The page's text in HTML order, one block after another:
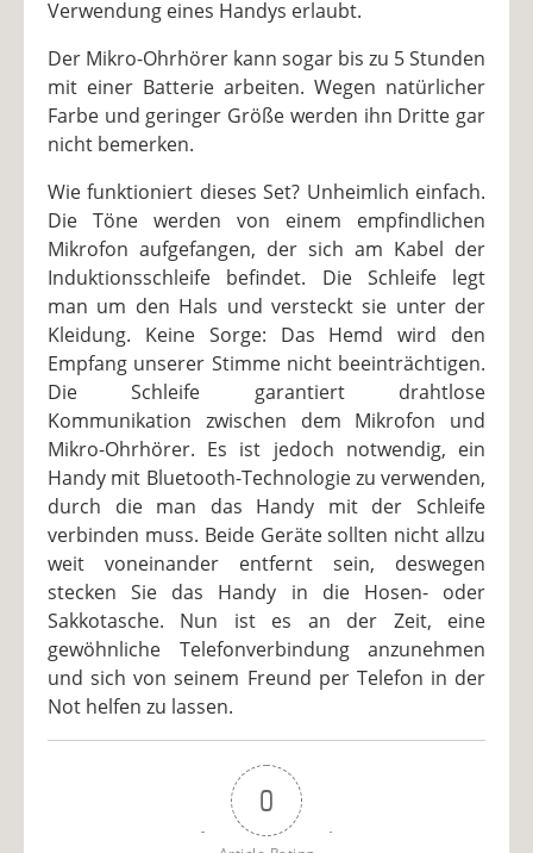
Verwendung eines Handys erlaubt.
Der Mikro-Ohrhörer kann sogar bis zu 5 Stunden
mit einer Batterie arbeiten. Wegen natürlicher
Farbe und geringer Größe werden ihn Dritte gar
nicht bemerken.
Wie funktioniert dieses Set? Unheimlich einfach.
Die Töne werden von einem empfindlichen
Mikrofon aufgefangen, der sich am Kabel der
Induktionsschleife befindet. Die Schleife legt
man um den Hals und versteckt sie unter der
Kleidung. Keine Sorge: Das Hemd wird den
Empfang unserer Stimme nicht beeinträchtigen.
Die Schleife garantiert drahtlose
Kommunikation zwischen dem Mikrofon und
Mikro-Ohrhörer. Es ist jedoch notwendig, ein
Handy mit Bluetooth-Technologie zu verwenden,
durch die man das Handy mit der Schleife
verbinden muss. Beide Geräte sollten nicht allzu
weit voneinander entfernt sein, deswegen
stecken Sie das Handy in die Hosen- oder
Sakkotasche. Nun ist es an der Zeit, eine
gewöhnliche Telefonverbindung anzunehmen
und sich von seinem Freund per Telefon in der
Not helfen zu lassen.
0